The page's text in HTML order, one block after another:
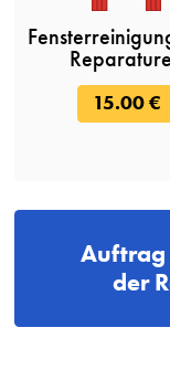
15.00 €
Auftrag
der